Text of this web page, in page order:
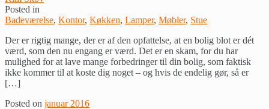
Posted in
Badeværelse, Kontor, Køkken, Lamper, Møbler, Stue
Der er rigtig mange, der er af den opfattelse, at en bolig blot er dét
værd, som den nu engang er værd. Det er en skam, for du har
mulighed for at lave mange forbedringer til din bolig, som faktisk
ikke kommer til at koste dig noget – og hvis de endelig gør, så er
[…]
Posted on januar 2016